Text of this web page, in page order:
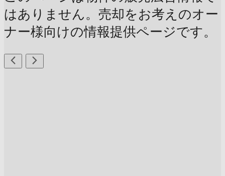
はありません。売却をお考えのオー
ナー様向けの情報提供ページです。